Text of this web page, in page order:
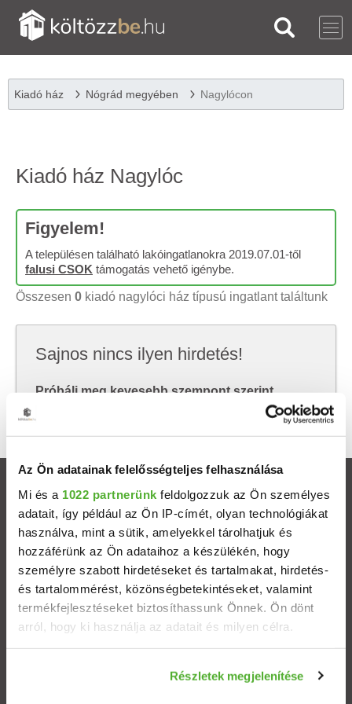
Az Ön adatainak felelősségteljes felhasználása
Mi és a 1022 partnerünk feldolgozzuk az Ön személyes
adatait, így például az Ön IP-címét, olyan technológiákat
használva, mint a sütik, amelyekkel tárolhatjuk és
hozzáférünk az Ön adataihoz a készülékén, hogy
személyre szabott hirdetéseket és tartalmakat, hirdetés-
és tartalommérést, közönségbetekintéseket, valamint
termékfejlesztéseket biztosíthassunk Önnek. Ön dönt
arról, hogy ki használja az adatait és milyen célra.
Információgyűjtés az Ön földrajzi elhelyezkedéséről
Részletek megjelenítése
Kiadó ház Nógrád megyében Nagylócon
Kiadó ház Nagylóc
Figyelem!
A településen található lakóingatlanokra 2019.07.01-től
falusi CSOK támogatás vehető igénybe.
Összesen 0 kiadó nagylóci ház típusú ingatlant találtunk
Sajnos nincs ilyen hirdetés!
Próbálj meg kevesebb szempont szerint
keresni, hátha akkor megtalálod, amit keresel.
Ingatlanok
Eladó házak
Eladó lakások
Települések